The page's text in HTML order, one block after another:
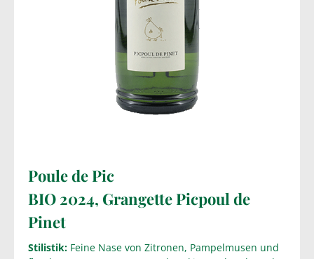
Poule de Pic
BIO 2024, GrangettePicpoul de
Pinet
Stilistik: Feine Nase von Zitronen, Pampelmusen und